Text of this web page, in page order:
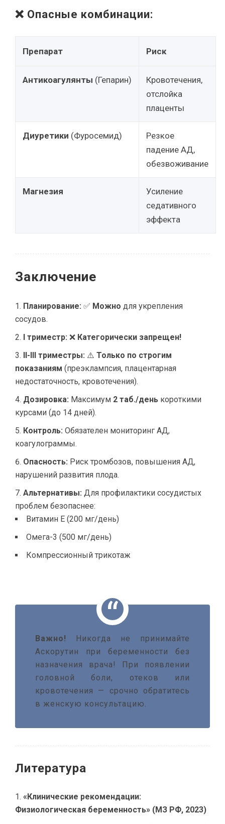
❌ Опасные комбинации:
Препарат Риск
Антикоагулянты (Гепарин)
Кровотечения,
отслойка
плаценты
Диуретики (Фуросемид)
Резкое
падение АД,
обезвоживание
Магнезия
Усиление
седативного
эффекта
Заключение
Планирование: ✅ Можно для укрепления
сосудов.
I триместр: ❌ Категорически запрещен!
II-III триместры: ⚠️ Только по строгим
показаниям (преэклампсия, плацентарная
недостаточность, кровотечения).
Дозировка: Максимум 2 таб./день короткими
курсами (до 14 дней).
Контроль: Обязателен мониторинг АД,
коагулограммы.
Опасность: Риск тромбозов, повышения АД,
нарушений развития плода.
Альтернативы: Для профилактики сосудистых
проблем безопаснее:
Витамин Е (200 мг/день)
Омега-3 (500 мг/день)
Компрессионный трикотаж
Важно!
Никогда не принимайте
Аскорутин при беременности без
назначения врача! При появлении
головной боли, отеков или
кровотечения — срочно обратитесь
в женскую консультацию.
Литература
«Клинические рекомендации:
Физиологическая беременность» (МЗ РФ, 2023)